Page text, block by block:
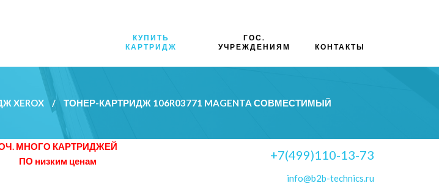
КУПИТЬ
КАРТРИДЖ
ГОС.
УЧРЕЖДЕНИЯМ
КОНТАКТЫ
XEROX / ТОНЕР-КАРТРИДЖ 106R03771 MAGENTA СОВМЕСТИМЫЙ
МНОГО КАРТРИДЖЕЙ
ПО низким ценам
+7(499)110-13-73
info@b2b-technics.ru